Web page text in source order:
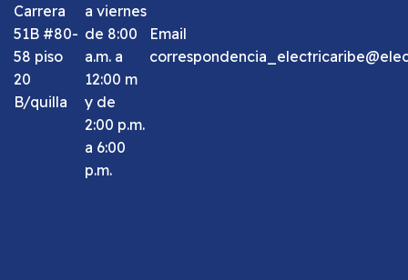
Carrera
51B #80-
58 piso
20
B/quilla
a viernes
de 8:00
a.m. a
12:00 m
y de
2:00 p.m.
a 6:00
p.m.
Email